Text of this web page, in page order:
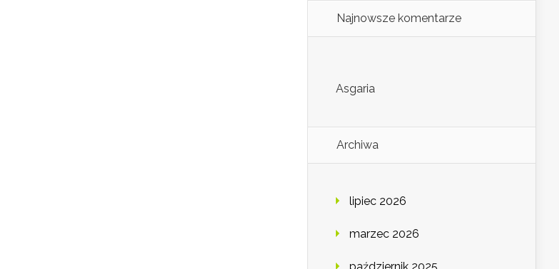
Najnowsze komentarze
Asgaria
Archiwa
lipiec 2026
marzec 2026